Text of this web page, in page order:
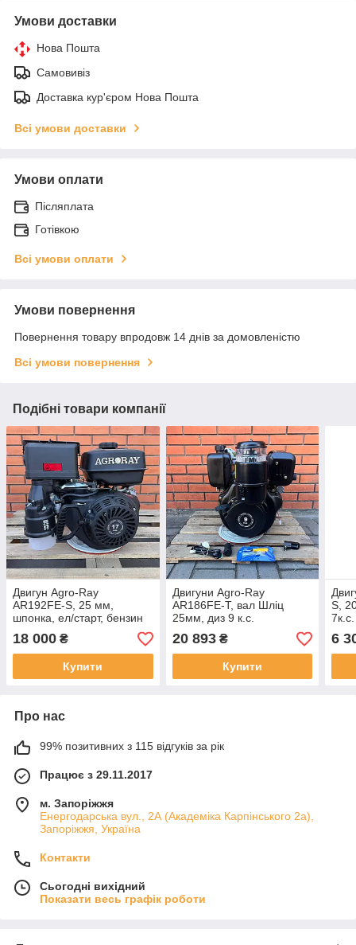
Умови доставки
Нова Пошта
Самовивіз
Доставка кур'єром Нова Пошта
Всі умови доставки
Умови оплати
Післяплата
Готівкою
Всі умови оплати
Умови повернення
Повернення товару впродовж 14 днів за домовленістю
Всі умови повернення
Подібні товари компанії
Двигун Agro-Ray
AR192FE-S, 25 мм,
шпонка, ел/старт, бензин
17 л.с.
18 000 ₴
Купити
Двигуни Agro-Ray
AR186FE-Т, вал Шліц
25мм, диз 9 к.с.
Електричний стартер.
20 893₴
Купити
S,
7к.с.
6
Про нас
99% позитивних з 115 відгуків за рік
Працює з 29.11.2017
м. Запоріжжя
Енергодарська вул., 2А (Академіка Карпінського 2а),
Запоріжжя, Україна
Контакти
Сьогодні вихідний
Показати весь графік роботи